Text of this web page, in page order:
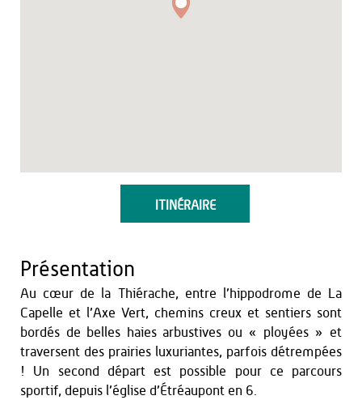
ITINÉRAIRE
Présentation
Au cœur de la Thiérache, entre l’hippodrome de La
Capelle et l’Axe Vert, chemins creux et sentiers sont
bordés de belles haies arbustives ou « ployées » et
traversent des prairies luxuriantes, parfois détrempées
! Un second départ est possible pour ce parcours
sportif, depuis l’église d’Étréaupont en 6.